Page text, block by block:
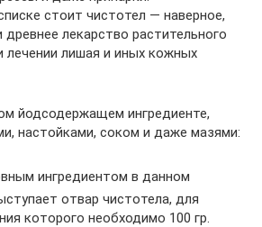
стоит чистотел — наверное,
лекарство растительного
лечении лишая и иных кожных
йодсодержащем ингредиенте,
настойками, соком и даже мазями:
ингредиентом в данном
отвар чистотела, для
которого необходимо 100 гр.